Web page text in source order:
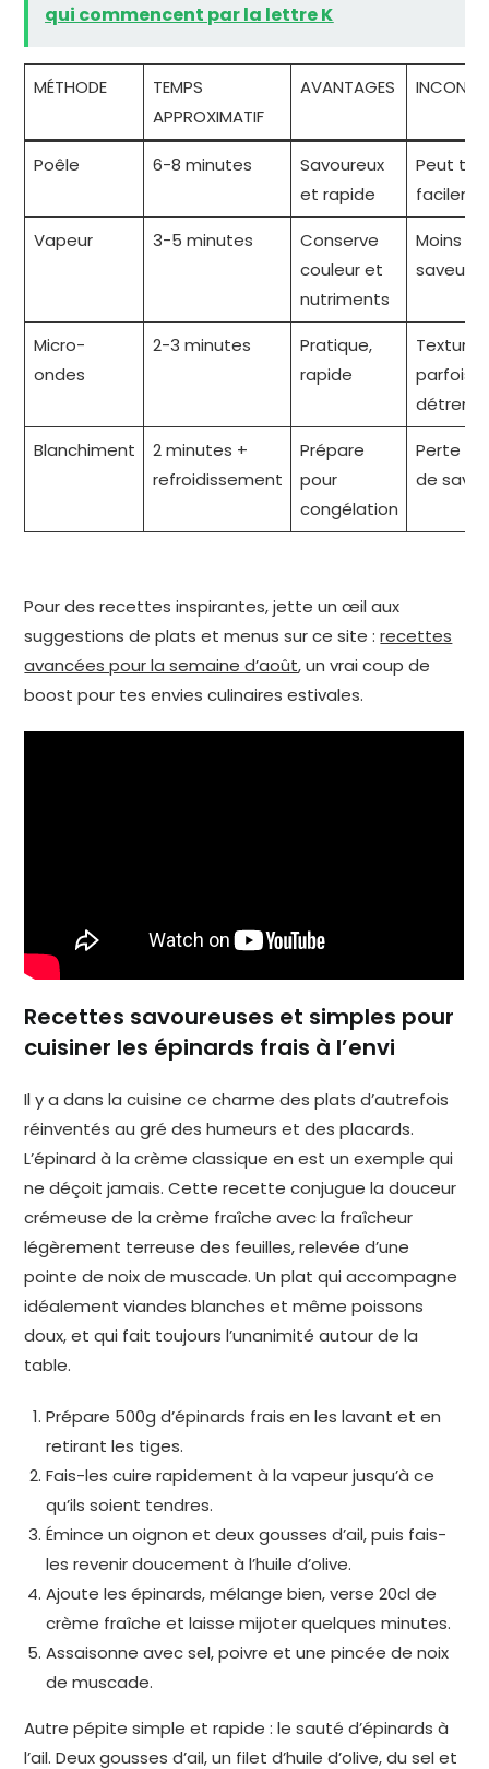
qui commencent par la lettre K
MÉTHODE
TEMPS
APPROXIMATIF
AVANTAGES
Poêle 6-8 minutes
Savoureux
et rapide
Peut
Vapeur
3-5 minutes
Conserve
couleur et
nutriments
Moins de
saveur
Micro-
ondes
2-3 minutes
Pratique,
rapide
Texture
parfois
Blanchiment
2 minutes +
refroidissement
Prépare
pour
congélation
Perte
de
Pour des recettes inspirantes, jette un œil aux
suggestions de plats et menus sur ce site :recettes
avancées pour la semaine d’août, un vrai coup de
boost pour tes envies culinaires estivales.
Recettes savoureuses et simples pour
cuisiner les épinards frais à l’envi
Il y a dans la cuisine ce charme des plats d’autrefois
réinventés au gré des humeurs et des placards.
L’épinard à la crème classique en est un exemple qui
ne déçoit jamais. Cette recette conjugue la douceur
crémeuse de la crème fraîche avec la fraîcheur
légèrement terreuse des feuilles, relevée d’une
pointe de noix de muscade. Un plat qui accompagne
idéalement viandes blanches et même poissons
doux, et qui fait toujours l’unanimité autour de la
table.
Prépare 500g d’épinards frais en les lavant et en
retirant les tiges.
Fais-les cuire rapidement à la vapeur jusqu’à ce
qu’ils soient tendres.
Émince un oignon et deux gousses d’ail, puis fais-
les revenir doucement à l’huile d’olive.
Ajoute les épinards, mélange bien, verse 20cl de
crème fraîche et laisse mijoter quelques minutes.
Assaisonne avec sel, poivre et une pincée de noix
de muscade.
Autre pépite simple et rapide : le sauté d’épinards à
l’ail. Deux gousses d’ail, un filet d’huile d’olive, du sel et